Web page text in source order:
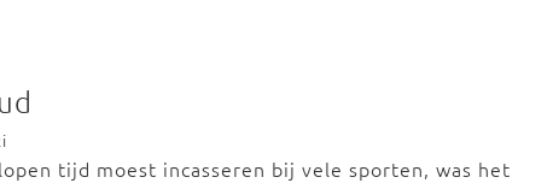
tijd moest incasseren bij vele sporten, was het